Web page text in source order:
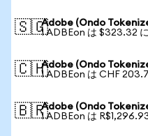
🇸🇬Adobe (Ondo
1 ADBEon は $323.32
🇨🇭Adobe (Ondo
1 ADBEon は CHF
🇧🇷Adobe (Ondo
1 ADBEon は